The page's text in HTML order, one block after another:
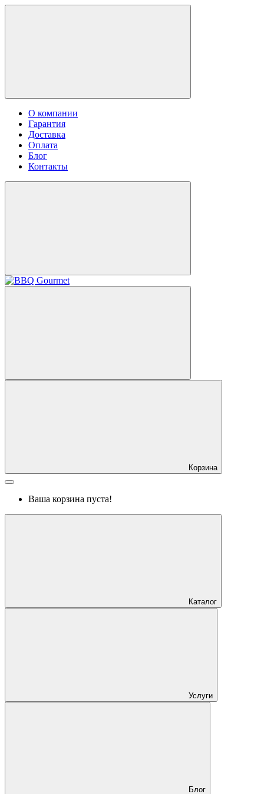
О компании
Гарантия
Доставка
Оплата
Блог
Контакты
Корзина
Ваша корзина пуста!
Каталог
Услуги
Блог